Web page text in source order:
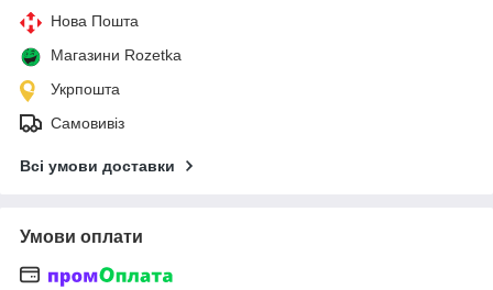
Нова Пошта
Магазини Rozetka
Укрпошта
Самовивіз
Всі умови доставки
Умови оплати